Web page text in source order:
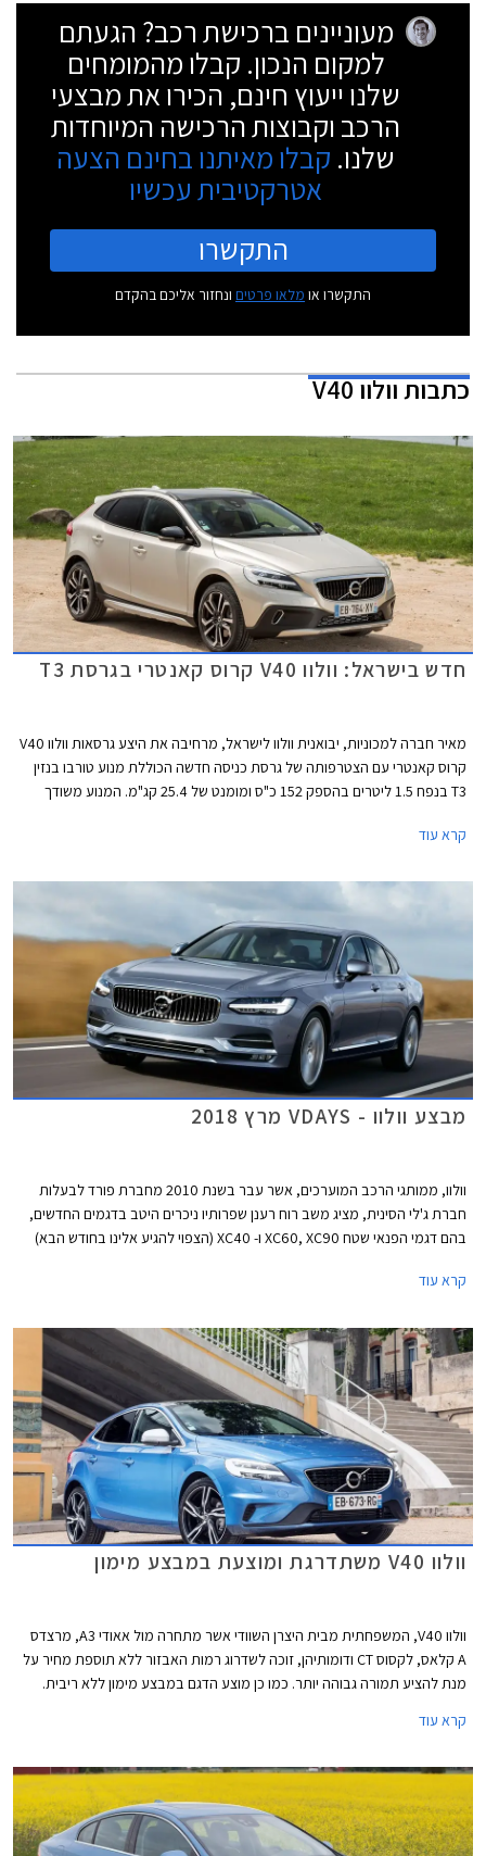
מעוניינים ברכישת רכב? הגעתם
למקום הנכון. קבלו מהמומחים
שלנו ייעוץ חינם, הכירו את מבצעי
הרכב וקבוצות הרכישה המיוחדות
שלנו. קבלו מאיתנו בחינם הצעה
אטרקטיבית עכשיו
התקשרו
התקשרו או מלאו פרטים ונחזור אליכם בהקדם
כתבותוולוו V40
חדש בישראל: וולוו V40 קרוס קאנטרי בגרסת T3
מאיר חברה למכוניות, יבואנית וולוו לישראל, מרחיבה את היצע גרסאות וולוו V40
קרוס קאנטרי עם הצטרפותה של גרסת כניסה חדשה הכוללת מנוע טורבו בנזין
T3 בנפח 1.5 ליטרים בהספק 152 כ"ס ומומנט של 25.4 קג"מ. המנוע משודך
קמ"ש תוך 8.5 שניות ומהירות מירבית של 210 קמ"ש.
קרא עוד
מבצע וולוו - VDAYS מרץ 2018
וולוו, ממותגי הרכב המוערכים, אשר עבר בשנת 2010 מחברת פורד לבעלות
חברת ג'לי הסינית, מציג משב רוח רענן שפרותיו ניכרים היטב בדגמים החדשים,
בהם דגמי הפנאי שטח XC60, XC90 ו- XC40 (הצפוי להגיע אלינו בחודש הבא)
דגמים ההופכים למובילים בקטגוריות הרכב השונות. ניתן לייחס חלק מההצלחה
לעובדה שבעלת הבית החדשה השאירה לוולוו עצמאות בתכנון דגמים חדשים
תוך סיוע במימון פרויקטים המצריכים השקעות הון גדולות.
קרא עוד
וולוו V40 משתדרגת ומוצעת במבצע מימון
וולוו V40, המשפחתית מבית היצרן השוודי אשר מתחרה מול אאודי A3, מרצדס
A קלאס, לקסוס CT ודומותיהן, זוכה לשדרוג רמות האבזור ללא תוספת מחיר על
מנת להציע תמורה גבוהה יותר. כמו כן מוצע הדגם במבצע מימון ללא ריבית.
קרא עוד